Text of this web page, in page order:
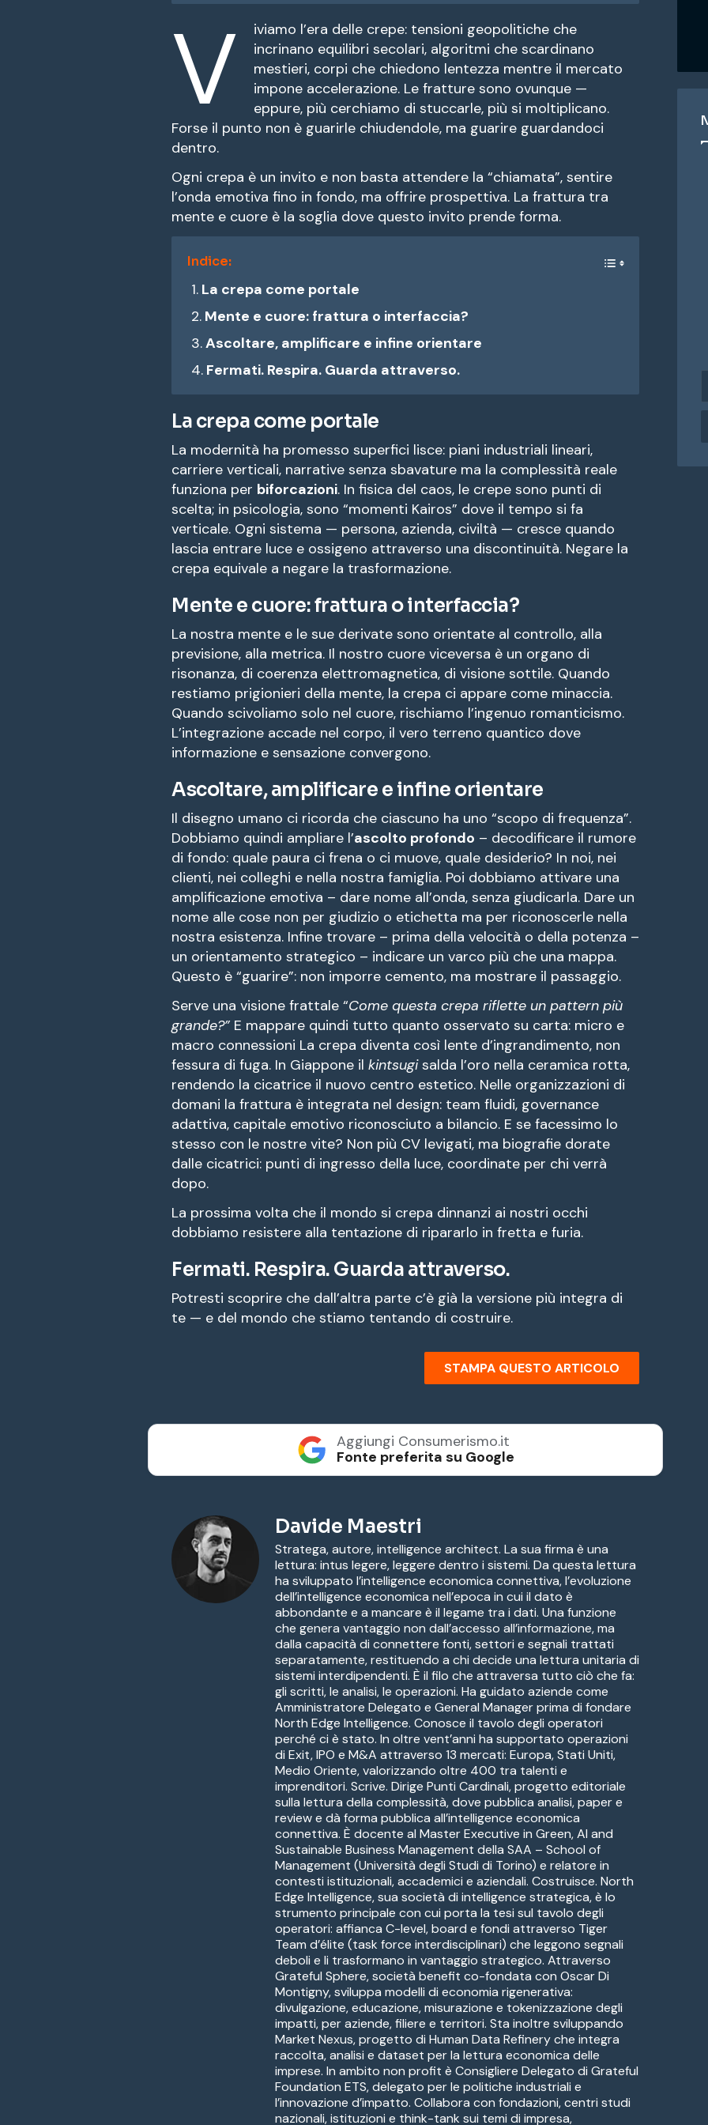
de
fuente.
de
fuente
tamaño
de
fuente.
V
iviamo l’era delle crepe: tensioni geopolitiche che
incrinano equilibri secolari, algoritmi che scardinano
mestieri, corpi che chiedono lentezza mentre il mercato
impone accelerazione. Le fratture sono ovunque —
eppure, più cerchiamo di stuccarle, più si moltiplicano.
Forse il punto non è guarirle chiudendole, ma guarire guardandoci
dentro.
Ogni crepa è un invito e non basta attendere la “chiamata”, sentire
l’onda emotiva fino in fondo, ma offrire prospettiva. La frattura tra
mente e cuore è la soglia dove questo invito prende forma.
Indice:
La crepa come portale
Mente e cuore: frattura o interfaccia?
Ascoltare, amplificare e infine orientare
Fermati. Respira. Guarda attraverso.
La crepa come portale
La modernità ha promesso superfici lisce: piani industriali lineari,
carriere verticali, narrative senza sbavature ma la complessità reale
funziona per biforcazioni. In fisica del caos, le crepe sono punti di
scelta; in psicologia, sono “momenti Kairos” dove il tempo si fa
verticale. Ogni sistema — persona, azienda, civiltà — cresce quando
lascia entrare luce e ossigeno attraverso una discontinuità. Negare la
crepa equivale a negare la trasformazione.
Mente e cuore: frattura o interfaccia?
La nostra mente e le sue derivate sono orientate al controllo, alla
previsione, alla metrica. Il nostro cuore viceversa è un organo di
risonanza, di coerenza elettromagnetica, di visione sottile. Quando
restiamo prigionieri della mente, la crepa ci appare come minaccia.
Quando scivoliamo solo nel cuore, rischiamo l’ingenuo romanticismo.
L’integrazione accade nel corpo, il vero terreno quantico dove
informazione e sensazione convergono.
Ascoltare, amplificare e infine orientare
Il disegno umano ci ricorda che ciascuno ha uno “scopo di frequenza”.
Dobbiamo quindi ampliare l’ascolto profondo – decodificare il rumore
di fondo: quale paura ci frena o ci muove, quale desiderio? In noi, nei
clienti, nei colleghi e nella nostra famiglia. Poi dobbiamo attivare una
amplificazione emotiva – dare nome all’onda, senza giudicarla. Dare un
nome alle cose non per giudizio o etichetta ma per riconoscerle nella
nostra esistenza. Infine trovare – prima della velocità o della potenza –
un orientamento strategico – indicare un varco più che una mappa.
Questo è “guarire”: non imporre cemento, ma mostrare il passaggio.
Serve una visione frattale “Come questa crepa riflette un pattern più
grande?” E mappare quindi tutto quanto osservato su carta: micro e
macro connessioni La crepa diventa così lente d’ingrandimento, non
fessura di fuga. In Giappone il kintsugisalda l’oro nella ceramica rotta,
rendendo la cicatrice il nuovo centro estetico. Nelle organizzazioni di
domani la frattura è integrata nel design: team fluidi, governance
adattiva, capitale emotivo riconosciuto a bilancio. E se facessimo lo
stesso con le nostre vite? Non più CV levigati, ma biografie dorate
dalle cicatrici: punti di ingresso della luce, coordinate per chi verrà
dopo.
La prossima volta che il mondo si crepa dinnanzi ai nostri occhi
dobbiamo resistere alla tentazione di ripararlo in fretta e furia.
Fermati. Respira. Guarda attraverso.
Potresti scoprire che dall’altra parte c’è già la versione più integra di
te — e del mondo che stiamo tentando di costruire.
STAMPA QUESTO ARTICOLO
Aggiungi Consumerismo.it
Fonte preferita su Google
Davide Maestri
Stratega, autore, intelligence architect. La sua firma è una
lettura: intus legere, leggere dentro i sistemi. Da questa lettura
ha sviluppato l’intelligence economica connettiva, l’evoluzione
dell’intelligence economica nell’epoca in cui il dato è
abbondante e a mancare è il legame tra i dati. Una funzione
che genera vantaggio non dall’accesso all’informazione, ma
dalla capacità di connettere fonti, settori e segnali trattati
separatamente, restituendo a chi decide una lettura unitaria di
sistemi interdipendenti. È il filo che attraversa tutto ciò che fa:
gli scritti, le analisi, le operazioni. Ha guidato aziende come
Amministratore Delegato e General Manager prima di fondare
North Edge Intelligence. Conosce il tavolo degli operatori
perché ci è stato. In oltre vent’anni ha supportato operazioni
di Exit, IPO e M&A attraverso 13 mercati: Europa, Stati Uniti,
Medio Oriente, valorizzando oltre 400 tra talenti e
imprenditori. Scrive. Dirige Punti Cardinali, progetto editoriale
sulla lettura della complessità, dove pubblica analisi, paper e
review e dà forma pubblica all’intelligence economica
connettiva. È docente al Master Executive in Green, AI and
Sustainable Business Management della SAA – School of
Management (Università degli Studi di Torino) e relatore in
contesti istituzionali, accademici e aziendali. Costruisce. North
Edge Intelligence, sua società di intelligence strategica, è lo
strumento principale con cui porta la tesi sul tavolo degli
operatori: affianca C-level, board e fondi attraverso Tiger
Team d’élite (task force interdisciplinari) che leggono segnali
deboli e li trasformano in vantaggio strategico. Attraverso
Grateful Sphere, società benefit co-fondata con Oscar Di
Montigny, sviluppa modelli di economia rigenerativa:
divulgazione, educazione, misurazione e tokenizzazione degli
impatti, per aziende, filiere e territori. Sta inoltre sviluppando
Market Nexus, progetto di Human Data Refinery che integra
raccolta, analisi e dataset per la lettura economica delle
imprese. In ambito non profit è Consigliere Delegato di Grateful
Foundation ETS, delegato per le politiche industriali e
l’innovazione d’impatto. Collabora con fondazioni, centri studi
nazionali, istituzioni e think-tank sui temi di impresa,
d
r